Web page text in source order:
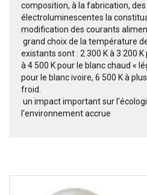
composition, à la fabrication,
électroluminescentes la
modification des courants
 grand choix de la température
existants sont : 2 300 K à 3 200
à 4 500 K pour le blanc chaud «
pour le blanc ivoire, 6 500 K à
froid.
 un impact important sur
l'environnement accrue